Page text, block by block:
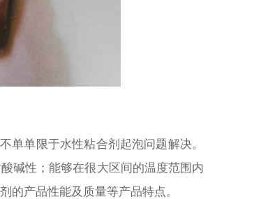
单单限于水性粘合剂起泡问题解决。
碱性；能够在很大区间的温度范围内
的产品性能及质量等产品特点。